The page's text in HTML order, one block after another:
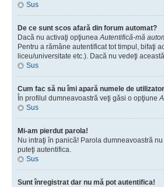
Sus
De ce sunt scos afară din forum automat?
Dacă nu activaţi opţiuneaAutentifică-mă
Pentru a rămâne autentificat tot timpul, bifaţi
liceu/universitate etc.). Dacă nu vedeţi
Sus
Cum fac să nu îmi apară numele de
În profilul dumneavoastră veţi găsi o opţiune
Sus
Mi-am pierdut parola!
Nu intraţi în panică! Parola dumneavoastră
puteţi autentifica.
Sus
Sunt înregistrat dar nu mă pot autentifica!